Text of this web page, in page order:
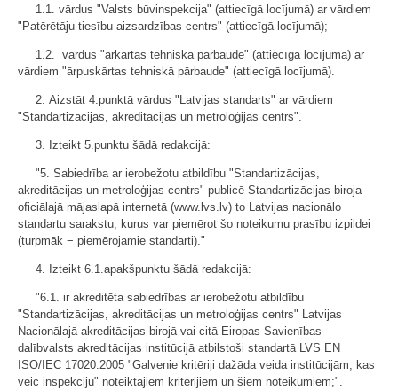
1.1. vārdus "Valsts būvinspekcija" (attiecīgā locījumā) ar vārdiem
"Patērētāju tiesību aizsardzības centrs" (attiecīgā locījumā);
1.2. vārdus "ārkārtas tehniskā pārbaude" (attiecīgā locījumā) ar
vārdiem "ārpuskārtas tehniskā pārbaude" (attiecīgā locījumā).
2. Aizstāt 4.punktā vārdus "Latvijas standarts" ar vārdiem
"Standartizācijas, akreditācijas un metroloģijas centrs".
3. Izteikt 5.punktu šādā redakcijā:
"5. Sabiedrība ar ierobežotu atbildību "Standartizācijas,
akreditācijas un metroloģijas centrs" publicē Standartizācijas biroja
oficiālajā mājaslapā internetā (www.lvs.lv) to Latvijas nacionālo
standartu sarakstu, kurus var piemērot šo noteikumu prasību izpildei
(turpmāk − piemērojamie standarti)."
4. Izteikt 6.1.apakšpunktu šādā redakcijā:
"6.1. ir akreditēta sabiedrības ar ierobežotu atbildību
"Standartizācijas, akreditācijas un metroloģijas centrs" Latvijas
Nacionālajā akreditācijas birojā vai citā Eiropas Savienības
dalībvalsts akreditācijas institūcijā atbilstoši standartā LVS EN
ISO/IEC 17020:2005 "Galvenie kritēriji dažāda veida institūcijām, kas
veic inspekciju" noteiktajiem kritērijiem un šiem noteikumiem;".